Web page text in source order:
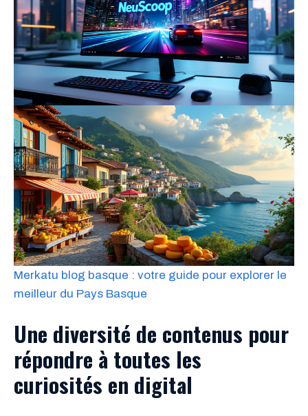
Merkatu blog basque : votre guide pour explorer le
meilleur du Pays Basque
Une diversité de contenus pour
répondre à toutes les
curiosités en digital